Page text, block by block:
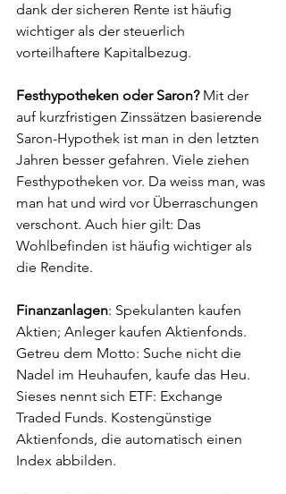
dank der sicheren Rente ist häufig
wichtiger als der steuerlich
vorteilhaftere Kapitalbezug.
Festhypotheken oder Saron? Mit der
auf kurzfristigen Zinssätzen basierende
Saron-Hypothek ist man in den letzten
Jahren besser gefahren. Viele ziehen
Festhypotheken vor. Da weiss man, was
man hat und wird vor Überraschungen
verschont. Auch hier gilt: Das
Wohlbefinden ist häufig wichtiger als
die Rendite.
Finanzanlagen: Spekulanten kaufen
Aktien; Anleger kaufen Aktienfonds.
Getreu dem Motto: Suche nicht die
Nadel im Heuhaufen, kaufe das Heu.
Sieses nennt sich ETF: Exchange
Traded Funds. Kostengünstige
Aktienfonds, die automatisch einen
Index abbilden.